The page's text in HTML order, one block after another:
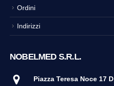
Ordini
Indirizzi
NOBELMED S.R.L.
Piazza Teresa Noce 17 D